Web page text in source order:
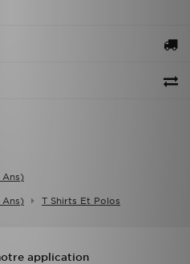
Ans)
Ans) T Shirts Et Polos
application